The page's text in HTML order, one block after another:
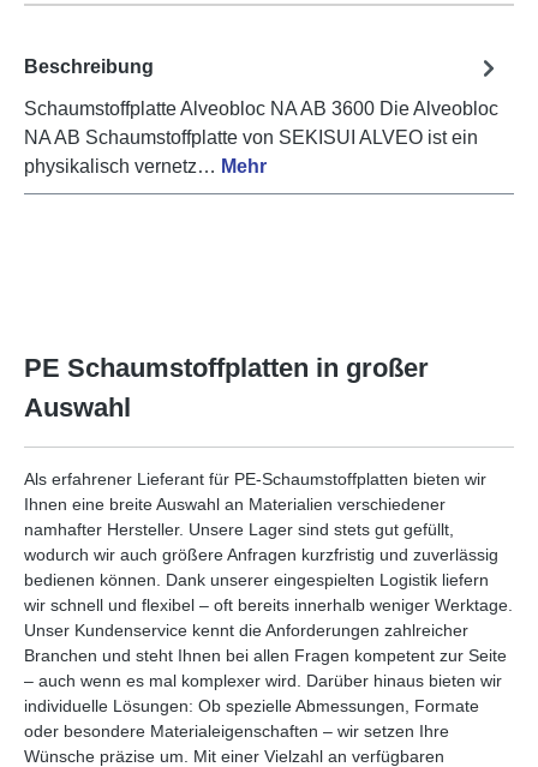
Beschreibung
Schaumstoffplatte Alveobloc NA AB 3600 Die Alveobloc
NA AB Schaumstoffplatte von SEKISUI ALVEO ist ein
physikalisch vernetz… Mehr
PE Schaumstoffplatten in großer
Auswahl
Als erfahrener Lieferant für PE-Schaumstoffplatten bieten wir
Ihnen eine breite Auswahl an Materialien verschiedener
namhafter Hersteller. Unsere Lager sind stets gut gefüllt,
wodurch wir auch größere Anfragen kurzfristig und zuverlässig
bedienen können. Dank unserer eingespielten Logistik liefern
wir schnell und flexibel – oft bereits innerhalb weniger Werktage.
Unser Kundenservice kennt die Anforderungen zahlreicher
Branchen und steht Ihnen bei allen Fragen kompetent zur Seite
– auch wenn es mal komplexer wird. Darüber hinaus bieten wir
individuelle Lösungen: Ob spezielle Abmessungen, Formate
oder besondere Materialeigenschaften – wir setzen Ihre
Wünsche präzise um. Mit einer Vielzahl an verfügbaren